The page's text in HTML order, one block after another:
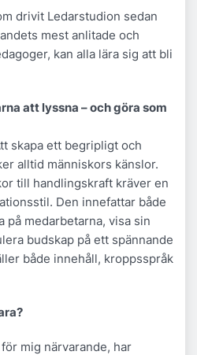
drivit Ledarstudion sedan
mest anlitade och
kan alla lära sig att bli
att lyssna – och göra som
skapa ett begripligt och
alltid människors känslor.
till handlingskraft kräver en
Den innefattar både
på medarbetarna, visa sin
budskap på ett spännande
både innehåll, kroppsspråk
mig närvarande, har